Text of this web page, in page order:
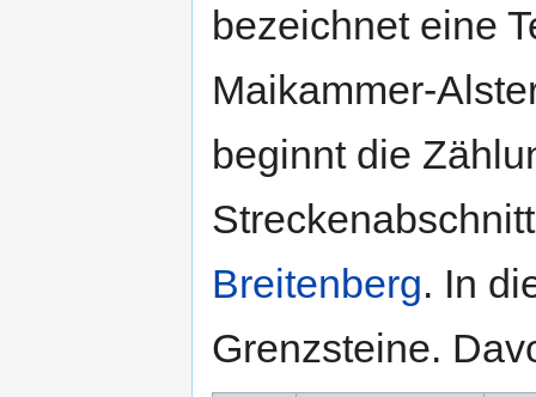
bezeichnet eine
Maikammer-
beginnt die
Breitenberg. In
Grenzsteine.